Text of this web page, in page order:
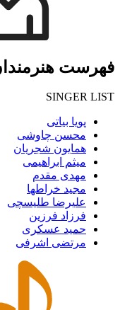
فهرست
SINGER LIST
پویا بیاتی
محسن چاوشی
همایون شجریان
میثم ابراهیمی
مهدی مقدم
مجید خراطها
علیرضا طلیسچی
فرزاد فرزین
حمید عسکری
مرتضی اشرفی